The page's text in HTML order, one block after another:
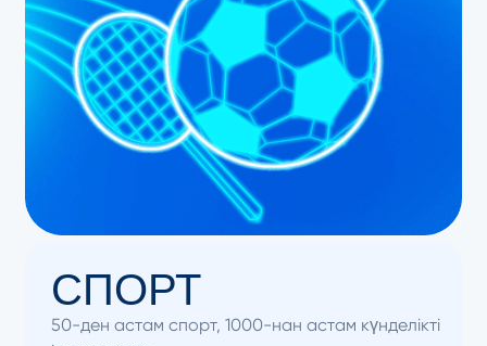
СПОРТ
50-ден астам спорт, 1000-нан астам күнделікті